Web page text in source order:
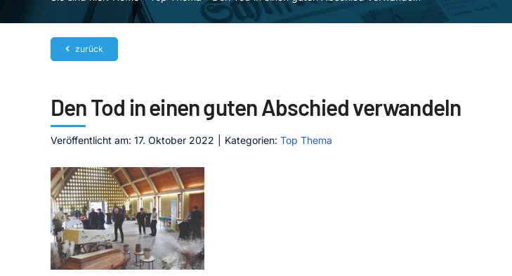
zurück
Den Tod in einen guten Abschied verwandeln
Veröffentlicht am: 17. Oktober 2022 Kategorien: Top Thema